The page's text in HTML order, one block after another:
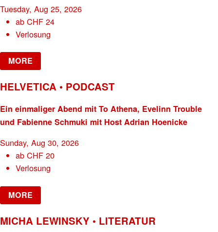
Tuesday, Aug 25, 2026
abCHF 24
Verlosung
MORE
HELVETICA • PODCAST
Ein einmaliger Abend mit To Athena, Evelinn Trouble
und Fabienne Schmuki mit Host Adrian Hoenicke
Sunday, Aug 30, 2026
abCHF 20
Verlosung
MORE
MICHA LEWINSKY • LITERATUR